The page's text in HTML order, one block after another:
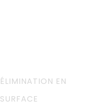
ÉLIMINATION EN
SURFACE